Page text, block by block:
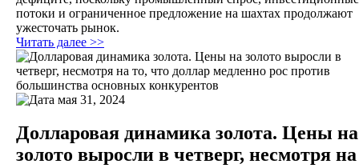
потоки и ограниченное предложение на шахтах продолжают
ужесточать рынок.
Читать далее >>
мая 31, 2024
Долларовая динамика золота. Цены на
золото выросли в четверг, несмотря на